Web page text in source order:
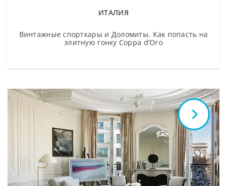
ИТАЛИЯ
Винтажные спорткары и Доломиты. Как попасть на
элитную гонку Coppa d’Oro